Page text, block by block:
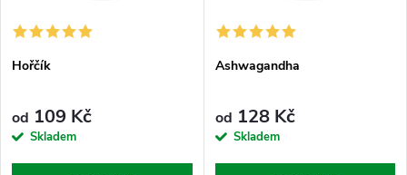
p
r
o
d
p
o
Hořčík
od 109 Kč
Skladem
Ashwagandha
od 128 Kč
Skladem